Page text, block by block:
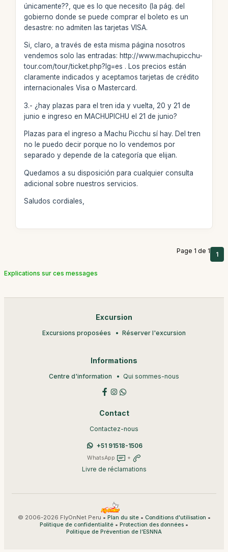
únicamente??, que es lo que necesito (la pág. del
gobierno donde se puede comprar el boleto es un
desastre: no admiten las tarjetas VISA.
Si, claro, a través de esta misma página nosotros
vendemos solo las entradas: http://www.machupicchu-
tour.com/tour/ticket.php?lg=es . Los precios están
claramente indicados y aceptamos tarjetas de crédito
internacionales Visa o Mastercard.
3.- ¿hay plazas para el tren ida y vuelta, 20 y 21 de
junio e ingreso en MACHUPICHU el 21 de junio?
Plazas para el ingreso a Machu Picchu sí hay. Del tren
no le puedo decir porque no lo vendemos por
separado y depende de la categoría que elijan.
Quedamos a su disposición para cualquier consulta
adicional sobre nuestros servicios.
Saludos cordiales,
Page 1 de 1 1
Explications sur ces messages
Excursion
Excursions proposées Réserver l'excursion
Informations
Centre d'information Qui sommes-nous
Contact
Contactez-nous
+51 91518-1506
WhatsApp +
Livre de réclamations
© 2006-2026 FlyOnNet Peru • Plan du site• Conditions d'utilisation •
Politique de confidentialité • Protection des données •
Politique de Prévention de l’ESNNA